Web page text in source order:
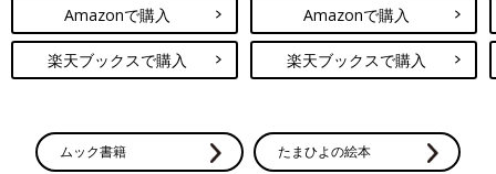
Amazonで購入
楽天ブックスで購入
Amazonで購入
楽天ブックスで購入
ムック書籍 たまひよの絵本